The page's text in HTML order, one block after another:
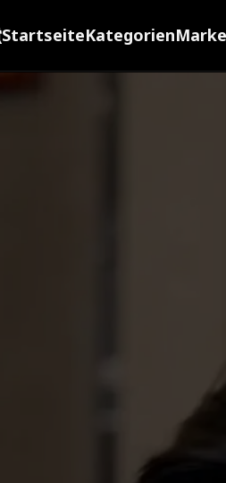
StartseiteKategorienMarke